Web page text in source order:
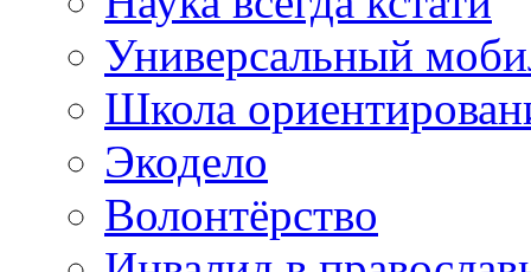
Универсальный
Школа
Экодело
Волонтёрство